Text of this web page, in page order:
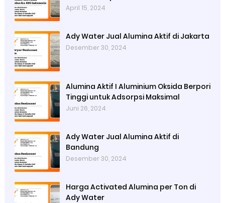
April 15, 2024
Ady Water Jual Alumina Aktif di Jakarta
Desember 30, 2024
Alumina Aktif I Aluminium Oksida Berpori
Tinggi untuk Adsorpsi Maksimal
Juni 26, 2024
Ady Water Jual Alumina Aktif di
Bandung
Desember 30, 2024
Harga Activated Alumina per Ton di
Ady Water